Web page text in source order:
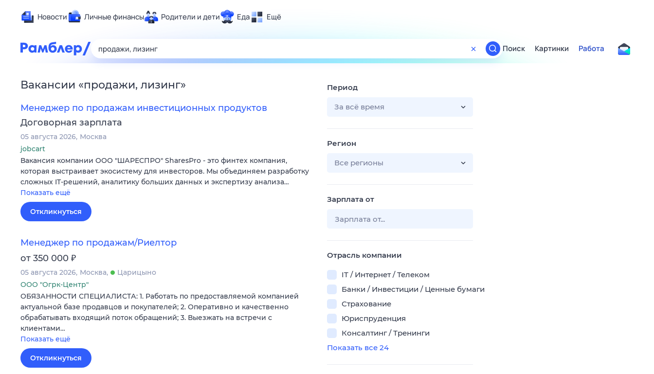
Новости Личные финансы Родители и дети Еда Ещё
Развлечения и отдых
Спорт
Карьера
Сберегаем вместе
Гороскопы
Поиск
ТВ-программа
Поиск Картинки Работа
Вакансии «продажи, лизинг»
Менеджер по продажам инвестиционных продуктов
Договорная зарплата
05 августа 2026 Москва
jobcart
Вакансия компании ООО "ШАРЕСПРО" SharesPro - это финтех компания,
которая выстраивает экосистему для инвесторов. Мы объединяем разработку
сложных IT‑решений, аналитику больших данных и экспертизу анализа…
Показать ещё
Откликнуться
Менеджер по продажам/Риелтор
от 350 000 ₽
05 августа 2026 Москва
Царицыно
ООО "Огрк-Центр"
ОБЯЗАННОСТИ СПЕЦИАЛИСТА: 1. Работать по предоставляемой компанией
актуальной базе продавцов и покупателей; 2. Оперативно и качественно
обрабатывать входящий поток обращений; 3. Выезжать на встречи с
клиентами…
Показать ещё
Откликнуться
Период
За всё время
Регион
Все регионы
Зарплата от
Отрасль компании
IT / Интернет / Телеком
Банки / Инвестиции / Ценные бумаги
Страхование
Юриспруденция
Консалтинг / Тренинги
Показать все 24